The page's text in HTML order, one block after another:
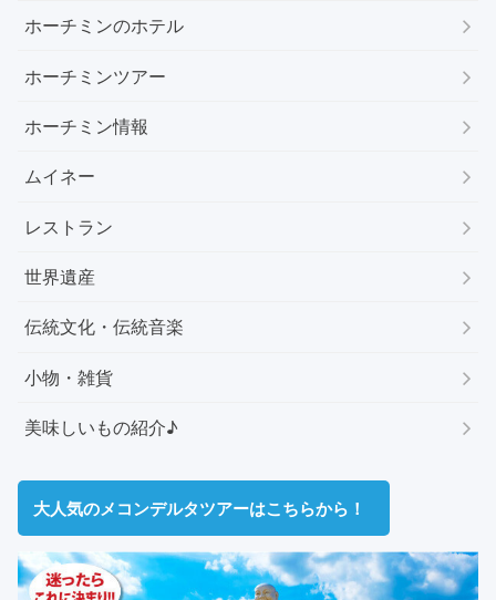
ホーチミンのホテル
ホーチミンツアー
ホーチミン情報
ムイネー
レストラン
世界遺産
伝統文化・伝統音楽
小物・雑貨
美味しいもの紹介♪
大人気のメコンデルタツアーはこちらから！